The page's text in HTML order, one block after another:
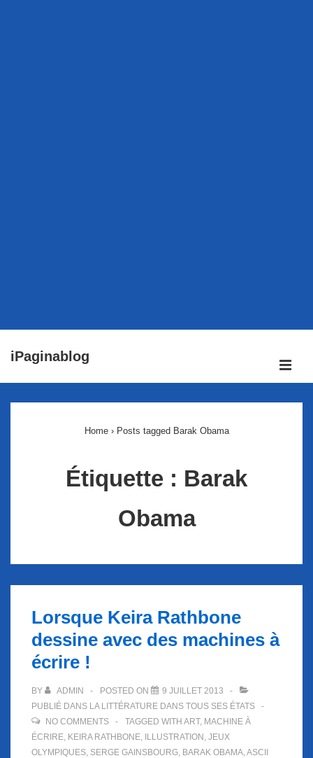
passer
iPaginablog
Home › Posts tagged Barak Obama
Étiquette : Barak
Obama
Lorsque Keira Rathbone
dessine avec des machines à
écrire !
BY ADMIN POSTED ON
9 JUILLET 2013
PUBLIÉ DANS LA LITTÉRATURE DANS TOUS SES ÉTATS
NO COMMENTS
TAGGED WITH ART, MACHINE À
ÉCRIRE, KEIRA RATHBONE, ILLUSTRATION , JEUX
OLYMPIQUES, SERGE GAINSBOURG, BARAK OBAMA,ASCII